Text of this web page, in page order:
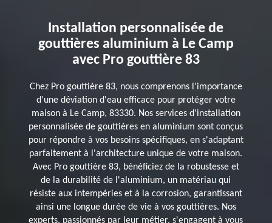
Installation personnalisée de
gouttières aluminium à Le Camp
avec Pro gouttière 83
Chez Pro gouttière 83, nous comprenons l'importance
d'une déviation d'eau efficace pour protéger votre
maison à Le Camp, 83330. Nos services d'installation
personnalisée de gouttières en aluminium sont conçus
pour répondre à vos besoins spécifiques, en s'adaptant
parfaitement à l'architecture unique de votre maison.
Avec Pro gouttière 83, bénéficiez de la robustesse et
de la durabilité de l'aluminium, un matériau qui
résiste aux intempéries et à la corrosion, garantissant
ainsi une longue durée de vie à vos gouttières. Nos
experts, passionnés par leur métier, s'engagent à vous